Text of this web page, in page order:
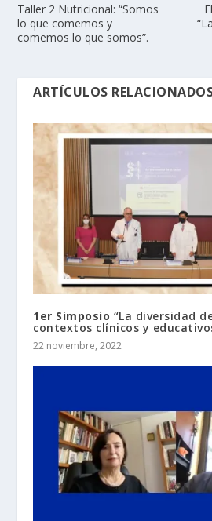
Taller 2 Nutricional: “Somos
lo que comemos y
comemos lo que somos”.
ARTÍCULOS
1er Simposio “La diversidad
contextos clínicos y
22 noviembre, 2022